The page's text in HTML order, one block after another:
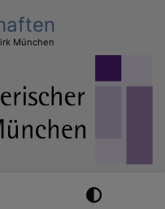
München